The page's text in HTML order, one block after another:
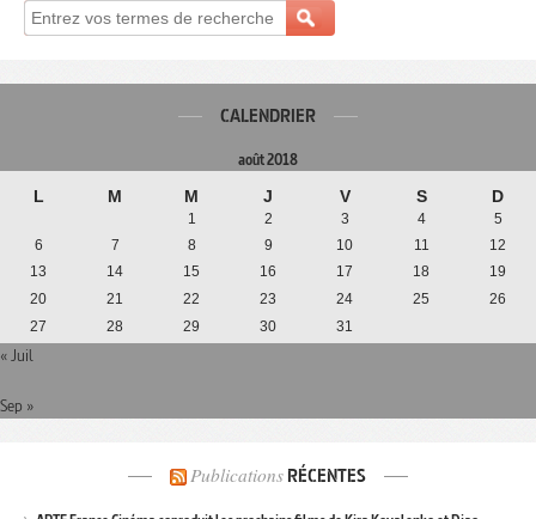
CALENDRIER
août 2018
L M M J V S D
1 2 3 4
5
6
7 8 9 10 11
12
13
14 15 16 17 18
19
20
21 22 23 24 25
26
27
28 29 30 31
« Juil
Sep »
Publications RÉCENTES